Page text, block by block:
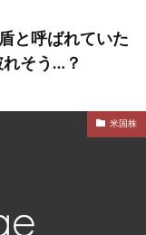
と呼ばれていた
そう…？
米国株